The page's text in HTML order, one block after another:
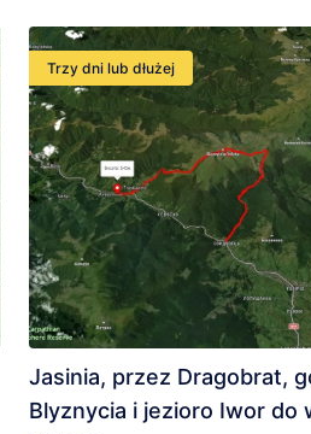
Trzy dni lub dłużej
Jasinia, przez Dragobrat,
Blyznycia i jezioro Iwor do